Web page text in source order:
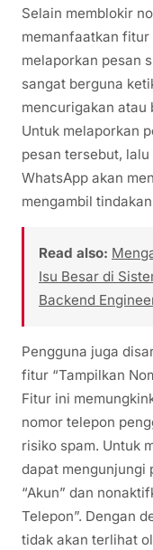
Selain memblokir
memanfaatkan fitur
melaporkan pesan
sangat berguna
mencurigakan atau
Untuk melaporkan
pesan tersebut, lalu
WhatsApp akan
mengambil
Read also:
Isu Besar di
Backend
Pengguna juga
fitur “Tampilkan
Fitur ini
nomor telepon
risiko spam. Untuk
dapat mengunjungi
“Akun” dan
Telepon”. Dengan
tidak akan terlihat